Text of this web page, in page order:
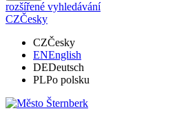
rozšířené vyhledávání
CZČesky
CZČesky
ENEnglish
DEDeutsch
PLPo polsku